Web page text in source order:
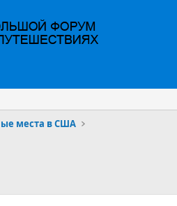
места в США